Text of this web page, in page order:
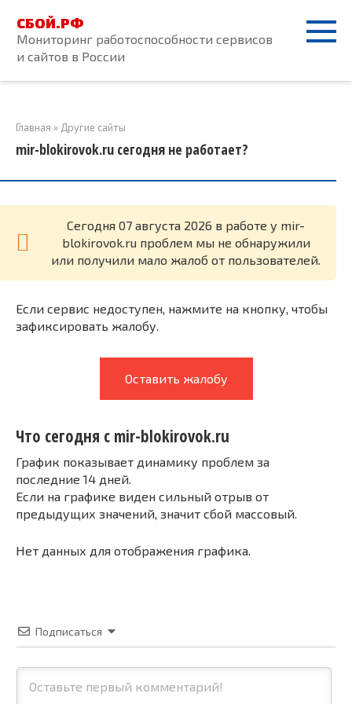
контенту
СБОЙ.РФ
Мониторинг работоспособности сервисов
и сайтов в России
Главная » Другие сайты
mir-blokirovok.ru сегодня не работает?
Cегодня 07 августа 2026 в работе у mir-
blokirovok.ru проблем мы не обнаружили
или получили мало жалоб от пользователей.
Если сервис недоступен, нажмите на кнопку, чтобы
зафиксировать жалобу.
Оставить жалобу
Что сегодня с mir-blokirovok.ru
График показывает динамику проблем за
последние 14 дней.
Если на графике виден сильный отрыв от
предыдущих значений, значит сбой массовый.
Нет данных для отображения графика.
Подписаться